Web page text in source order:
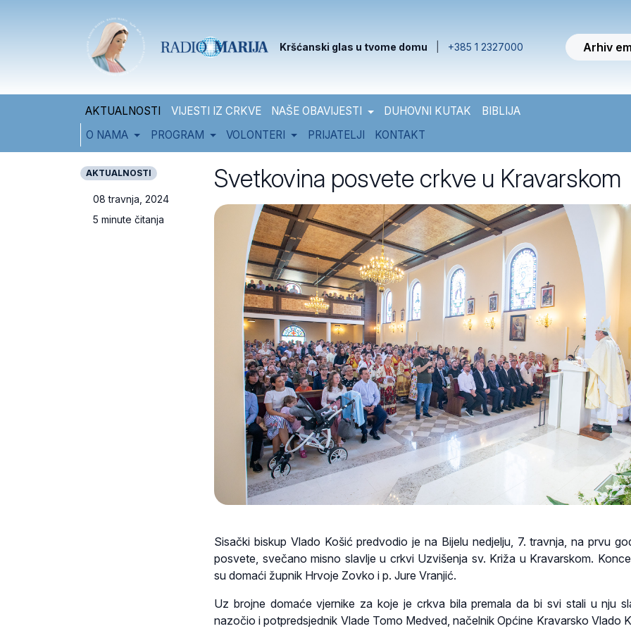
Kršćanski glas u tvome domu +385 1 2327000 Arhiv
AKTUALNOSTI VIJESTI IZ CRKVE NAŠE OBAVIJESTI DUHOVNI KUTAK
BIBLIJA
O NAMA
PROGRAM VOLONTERI PRIJATELJI KONTAKT
AKTUALNOSTI
08 travnja, 2024
5 minute čitanja
Svetkovina posvete crkve u Kravarskom
Sisački biskup Vlado Košić predvodio je na Bijelu nedjelju, 7. travnja, na prvu
posvete, svečano misno slavlje u crkvi Uzvišenja sv. Križa u Kravarskom.
su domaći župnik Hrvoje Zovko i p. Jure Vranjić.
Uz brojne domaće vjernike za koje je crkva bila premala da bi svi stali u nju
nazočio i potpredsjednik Vlade Tomo Medved, načelnik Općine Kravarsko Vlado